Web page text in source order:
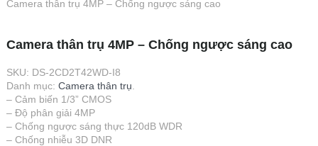
Camera thân trụ 4MP – Chống ngược sáng cao
Camera thân trụ 4MP – Chống ngược sáng cao
SKU: DS-2CD2T42WD-I8
Danh mục: Camera thân trụ
– Cảm biến 1/3” CMOS
– Độ phân giải 4MP
– Chống ngược sáng thực 120dB WDR
– Chống nhiễu 3D DNR